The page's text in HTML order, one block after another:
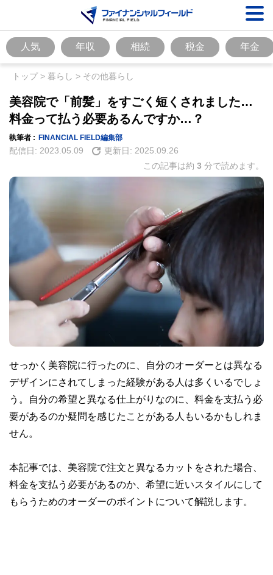
人気 年収 相続 税金 年金
トップ> 暮らし > その他暮らし
美容院で「前髪」をすごく短くされました…
料金って払う必要あるんですか…？
執筆者 : FINANCIAL FIELD編集部
配信日: 2023.05.09 更新日: 2025.09.26
この記事は約 3 分で読めます。
せっかく美容院に行ったのに、自分のオーダーとは異なる
デザインにされてしまった経験がある人は多くいるでしょ
う。自分の希望と異なる仕上がりなのに、料金を支払う必
要があるのか疑問を感じたことがある人もいるかもしれま
せん。
本記事では、美容院で注文と異なるカットをされた場合、
料金を支払う必要があるのか、希望に近いスタイルにして
もらうためのオーダーのポイントについて解説します。